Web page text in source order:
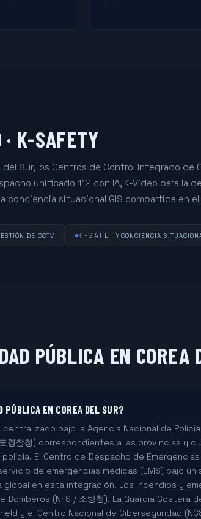
· K-SAFETY
Sur, los Centros de Control Integrado de
unificado 112 con IA, K-Video para la
conciencia situacional GIS compartida en
DE CCTV K-SAFETYCONCIENCIA
PÚBLICA EN COREA
PÚBLICA EN COREA DEL SUR?
bajo la Agencia Nacional de Policía
경찰청) correspondientes a las provincias y
El Centro de Despacho de
de emergencias médicas (EMS) bajo
global en esta integración. Los incendios y
(NFS / 소방청). La Guardia Costera
y el Centro Nacional de Ciberseguridad